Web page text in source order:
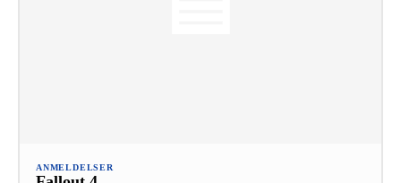
ANMELDELSER